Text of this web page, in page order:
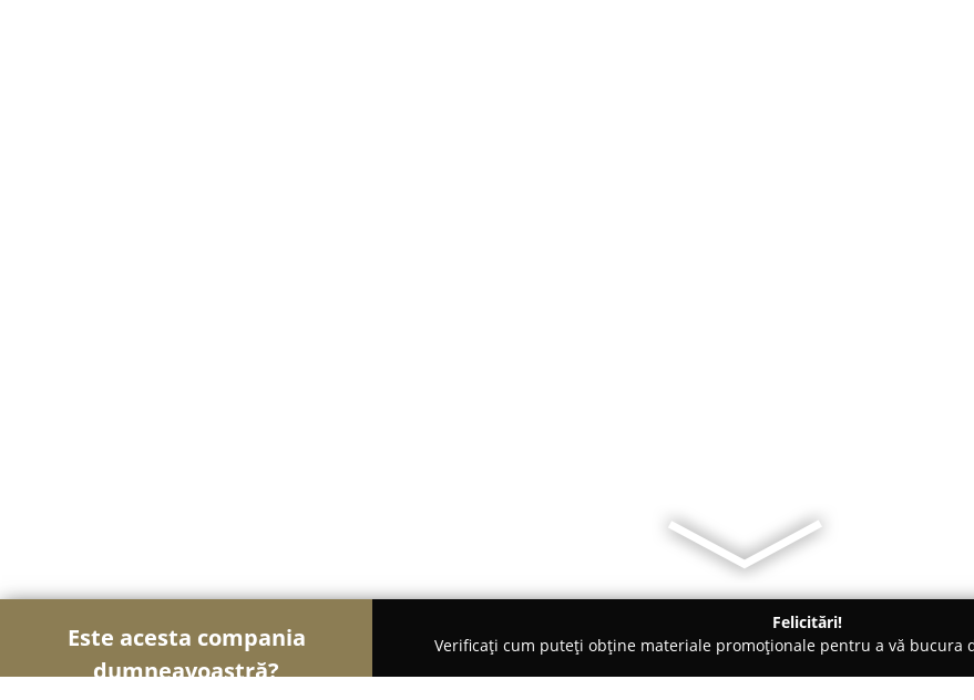
Este acesta compania
dumneavoastră?
Felicitări!
Verificați cum puteți obține materiale promoționale pentru a vă bucura